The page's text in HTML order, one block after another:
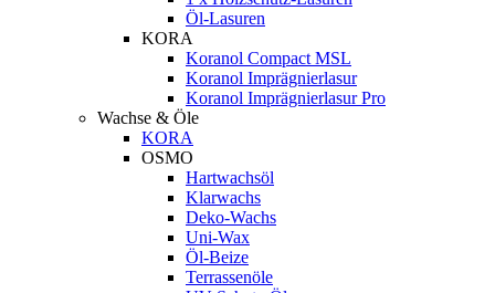
Öl-Lasuren
KORA
Koranol Compact MSL
Koranol Imprägnierlasur
Koranol Imprägnierlasur Pro
Wachse & Öle
KORA
OSMO
Hartwachsöl
Klarwachs
Deko-Wachs
Uni-Wax
Öl-Beize
Terrassenöle